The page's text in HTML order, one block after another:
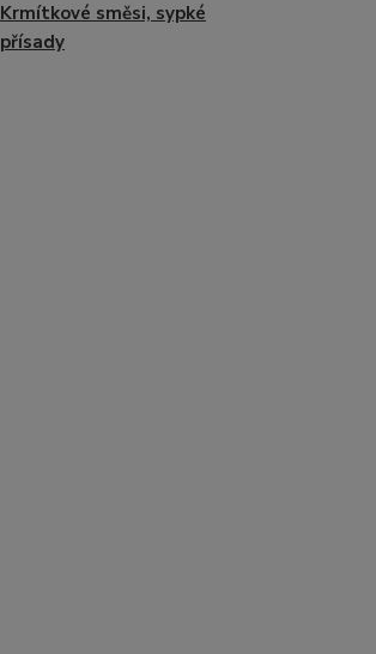
Krmítkové směsi, sypké
přísady